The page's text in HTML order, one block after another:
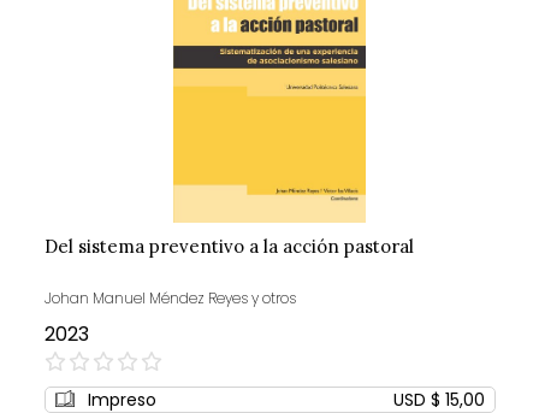
Del sistema preventivo a la acción pastoral
Johan Manuel Méndez Reyes y otros
2023
0%
Impreso USD $ 15,00